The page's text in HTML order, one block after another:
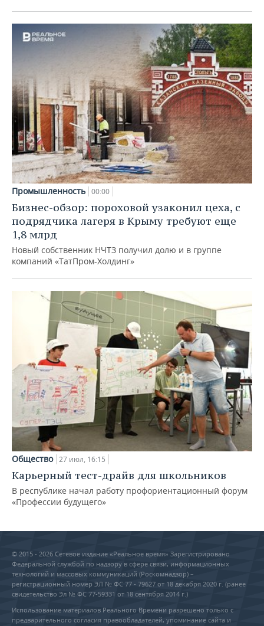
Промышленность 00:00
Бизнес-обзор: пороховой узаконил цеха, с
подрядчика лагеря в Крыму требуют еще
1,8 млрд
Новый собственник НЧТЗ получил долю и в группе
компаний «ТатПром-Холдинг»
Общество 27 июл, 16:15
Карьерный тест-драйв для школьников
В республике начал работу профориентационный форум
«Профессии будущего»
© 2015 - 2026 Сетевое издание «Реальное время» Зарегистрировано
Федеральной службой по надзору в сфере связи, информационных
технологий и массовых коммуникаций (Роскомнадзор) –
регистрационный номер ЭЛ № ФС 77 - 79627 от 18 декабря 2020 г. (ранее
свидетельство Эл № ФС 77-59331 от 18 сентября 2014 г.)
Использование материалов Реального Времени разрешено только с
предварительного согласия правообладателей, упоминание сайта и